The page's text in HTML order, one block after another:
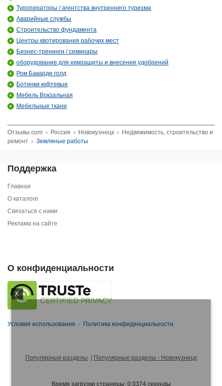
X
Туроператоры / агентства внутреннего туризма
Аварийные службы
Строительство фундамента
Центры квотирования рабочих мест
Бизнес-тренинги / семинары
оборудование для химзащиты и внесения удобрений
Ром Бакарди голд
Ботинки юфтевые
Мебель Вокзальная
Мебельные ткани
Отзывы.com › Россия › Новокузнецк › Недвижимость, строительство и
ремонт › Земляные работы
Поддержка
Главная
О каталоге
Связаться с нами
Реклама на сайте
О конфиденциальности
Условия использования · Политика конфиденциальности
Популярные разделы Популярные разделы - Новокузнецк
Время загрузки страницы: 0.0374 секунды